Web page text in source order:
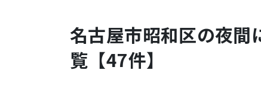
名古屋市昭和区の夜間
覧【47件】